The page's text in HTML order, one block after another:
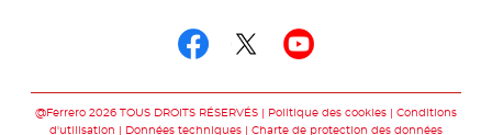
@Ferrero 2026 TOUS DROITS RÉSERVÉS Politique des cookies
Conditions
d'utilisation
Données techniques
Charte de protection des données